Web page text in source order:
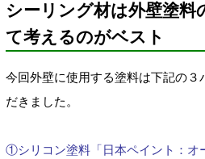
シーリング材は外壁塗料
て考えるのがベスト
今回外壁に使用する塗料は下記の３
だきました。
①シリコン塗料「日本ペイント：オ